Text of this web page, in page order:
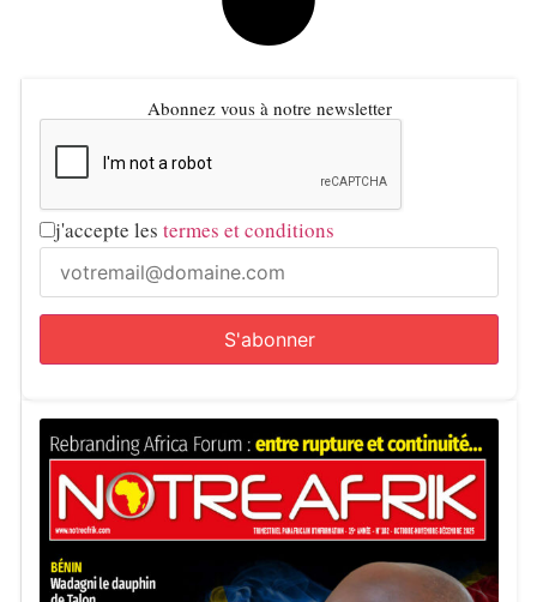
Abonnez vous à notre newsletter
j'accepte les termes et conditions